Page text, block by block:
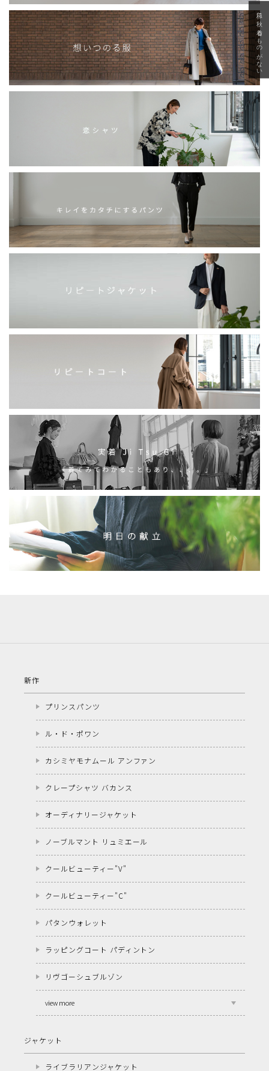
新作
プリンスパンツ
ル・ド・ポワン
カシミヤモナムール アンファン
クレープシャツ バカンス
オーディナリージャケット
ノーブルマント リュミエール
クールビューティー"V"
クールビューティー"C"
パタンウォレット
ラッピングコート パディントン
リヴゴーシュブルゾン
view more
ジャケット
ライブラリアンジャケット
急に秋、着るものがない